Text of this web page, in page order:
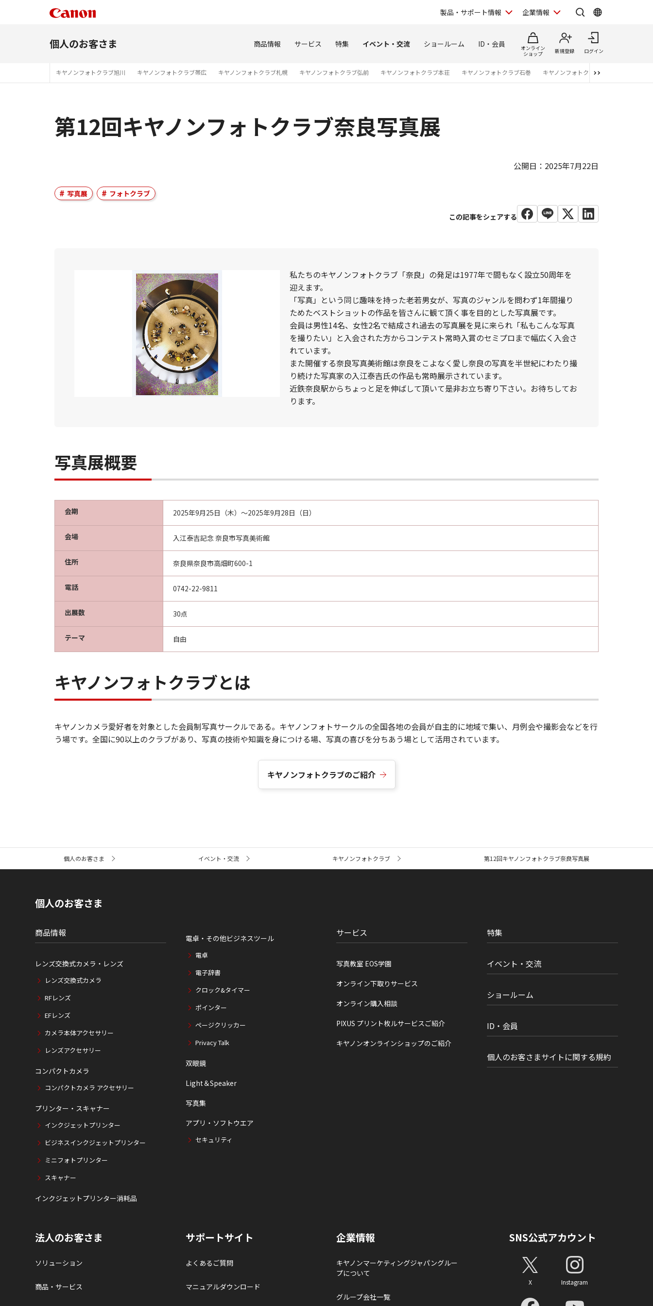
製品・サポート情報 企業情報
個人のお客さま 商品情報 サービス 特集 イベント・交流 ショールーム ID・会員
オンライン
ショップ
新規登録 ログイン
キヤノンフォトクラブ旭川 キヤノンフォトクラブ帯広 キヤノンフォトクラブ札幌 キヤノンフォトクラブ弘前 キヤノンフォトクラブ本荘 キヤノンフォトクラブ石巻 キヤノンフォトクラブ仙台
第12回キヤノンフォトクラブ奈良写真展
公開日：2025年7月22日
写真展 フォトクラブ
私たちのキヤノンフォトクラブ「奈良」の発足は1977年で間もなく設立50周年を
迎えます。
「写真」という同じ趣味を持った老若男女が、写真のジャンルを問わず1年間撮り
ためたベストショットの作品を皆さんに観て頂く事を目的とした写真展です。
会員は男性14名、女性2名で結成され過去の写真展を見に来られ「私もこんな写真
を撮りたい」と入会された方からコンテスト常時入賞のセミプロまで幅広く入会さ
れています。
また開催する奈良写真美術館は奈良をこよなく愛し奈良の写真を半世紀にわたり撮
り続けた写真家の入江泰吉氏の作品も常時展示されています。
近鉄奈良駅からちょっと足を伸ばして頂いて是非お立ち寄り下さい。お待ちしてお
ります。
写真展概要
会期 2025年9月25日（木）～2025年9月28日（日）
会場 入江泰吉記念 奈良市写真美術館
住所 奈良県奈良市高畑町600-1
電話 0742-22-9811
出展数 30点
テーマ 自由
キヤノンフォトクラブとは
キヤノンカメラ愛好者を対象とした会員制写真サークルである。キヤノンフォトサークルの全国各地の会員が自主的に地域で集い、月例会や撮影会などを行
う場です。全国に90以上のクラブがあり、写真の技術や知識を身につける場、写真の喜びを分ちあう場として活用されています。
キヤノンフォトクラブのご紹介
ト
個人のお客さま イベント・交流 キヤノンフォトクラブ 第12回キヤノンフォトクラブ奈良写真展
個人のお客さま
商品情報
レンズ交換式カメラ・レンズ
レンズ交換式カメラ
RFレンズ
EFレンズ
カメラ本体アクセサリー
レンズアクセサリー
コンパクトカメラ
コンパクトカメラ アクセサリー
プリンター・スキャナー
インクジェットプリンター
ビジネスインクジェットプリンター
ミニフォトプリンター
スキャナー
インクジェットプリンター消耗品
電卓・その他ビジネスツール
電卓
電子辞書
クロック&タイマー
ポインター
ページクリッカー
Privacy Talk
双眼鏡
Light＆Speaker
写真集
アプリ・ソフトウエア
セキュリティ
サービス
写真教室 EOS学園
オンライン下取りサービス
オンライン購入相談
PIXUS プリント枚ルサービスご紹介
キヤノンオンラインショップのご紹介
特集
イベント・交流
ショールーム
ID・会員
個人のお客さまサイトに関する規約
法人のお客さま
ソリューション
商品・サービス
サポートサイト
よくあるご質問
マニュアルダウンロード
企業情報
キヤノンマーケティングジャパングルー
プについて
グループ会社一覧
SNS公式アカウント
X Instagram